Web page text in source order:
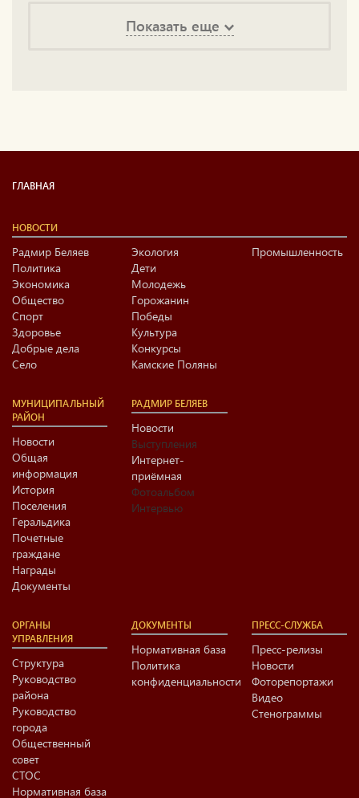
Показать еще
ГЛАВНАЯ
НОВОСТИ
Радмир Беляев
Политика
Экономика
Общество
Спорт
Здоровье
Добрые дела
Село
Экология
Дети
Молодежь
Горожанин
Победы
Культура
Конкурсы
Камские Поляны
Промышленность
МУНИЦИПАЛЬНЫЙ
РАЙОН
Новости
Общая
информация
История
Поселения
Геральдика
Почетные
граждане
Награды
Документы
РАДМИР БЕЛЯЕВ
Новости
Выступления
Интернет-
приёмная
Фотоальбом
Интервью
ОРГАНЫ
УПРАВЛЕНИЯ
Структура
Руководство
района
Руководство
города
Общественный
совет
СТОС
Нормативная база
ДОКУМЕНТЫ
Нормативная база
Политика
конфиденциальности
ПРЕСС-СЛУЖБА
Пресс-релизы
Новости
Фоторепортажи
Видео
Стенограммы